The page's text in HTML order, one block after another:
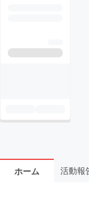
ホーム 活動報